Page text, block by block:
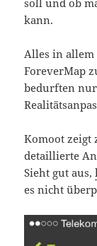
soll und ob
kann.
Alles in allem
ForeverMap
bedurften
Komoot zeigt
detaillierte
Sieht gut aus,
es nicht